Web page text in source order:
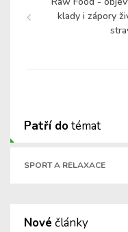
klady i zápory
Patří dotémat
SPORT A RELAXACE
Nové články